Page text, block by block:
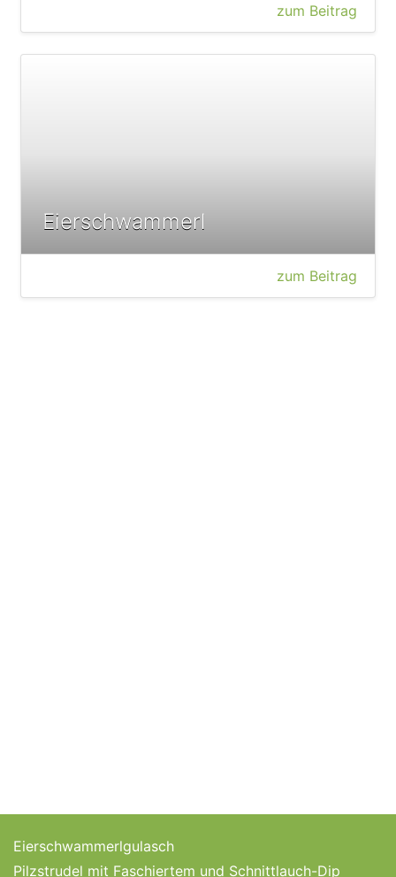
zum Beitrag
Eierschwammerl
zum Beitrag
Eierschwammerlgulasch
Pilzstrudel mit Faschiertem und Schnittlauch-Dip